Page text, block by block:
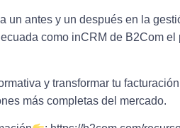
un antes y un después en la
como inCRM de B2Com el
y transformar tu
más completas del mercado.